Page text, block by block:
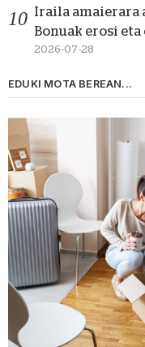
Iraila amaierara
Bonuak erosi
2026-07-28
EDUKI MOTA BEREAN...